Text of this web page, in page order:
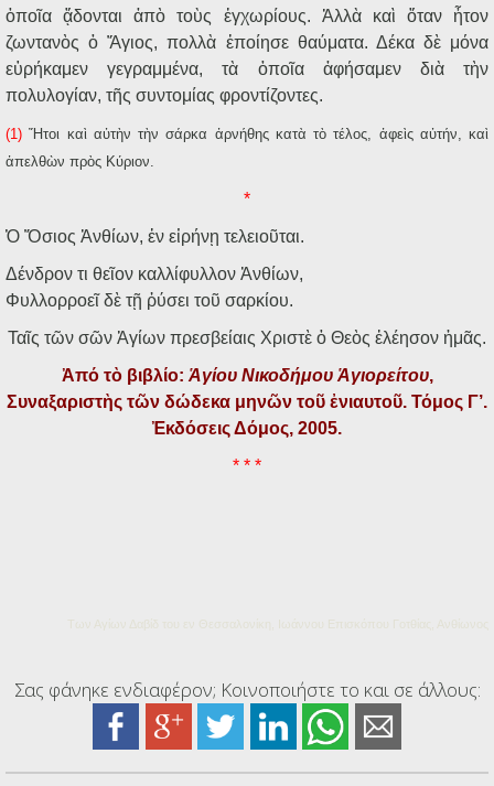
ὁποῖα ᾄδονται ἀπὸ τοὺς ἐγχωρίους. Ἀλλὰ καὶ ὅταν ἦτον
ζωντανὸς ὁ Ἅγιος, πολλὰ ἐποίησε θαύματα. Δέκα δὲ μόνα
εὑρήκαμεν γεγραμμένα, τὰ ὁποῖα ἀφήσαμεν διὰ τὴν
πολυλογίαν, τῆς συντομίας φροντίζοντες.
(1) Ἤτοι καὶ αὐτὴν τὴν σάρκα ἀρνήθης κατὰ τὸ τέλος, ἀφεὶς αὐτήν, καὶ
ἀπελθὼν πρὸς Κύριον.
*
Ὁ Ὅσιος Ἀνθίων, ἐν εἰρήνῃ τελειοῦται.
Δένδρον τι θεῖον καλλίφυλλον Ἀνθίων,
Φυλλορροεῖ δὲ τῇ ῥύσει τοῦ σαρκίου.
Ταῖς τῶν σῶν Ἁγίων πρεσβείαις Χριστὲ ὁ Θεὸς ἐλέησον ἡμᾶς.
Ἀπό τὸ βιβλίο: Ἁγίου Νικοδήμου Ἁγιορείτου,
Συναξαριστὴς τῶν δώδεκα μηνῶν τοῦ ἐνιαυτοῦ. Τόμος Γ’.
Ἐκδόσεις Δόμος, 2005.
* * *
Των Αγίων Δαβίδ του εν Θεσσαλονίκη, Ιωάννου Επισκόπου Γοτθίας, Ανθίωνος
Σας φάνηκε ενδιαφέρον; Κοινοποιήστε το και σε άλλους: